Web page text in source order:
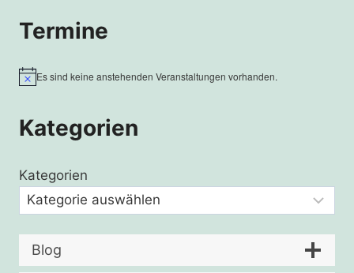
Termine
HinweisEs sind keine anstehenden Veranstaltungen vorhanden.
Kategorien
Kategorien
Blog